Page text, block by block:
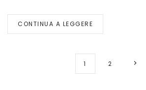
CONTINUA A LEGGERE
1 2